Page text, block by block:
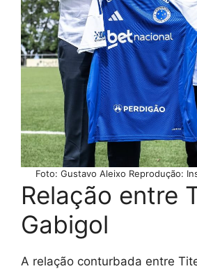
Foto: Gustavo Aleixo Reprodução:
Relação entre
Gabigol
A relação conturbada entre